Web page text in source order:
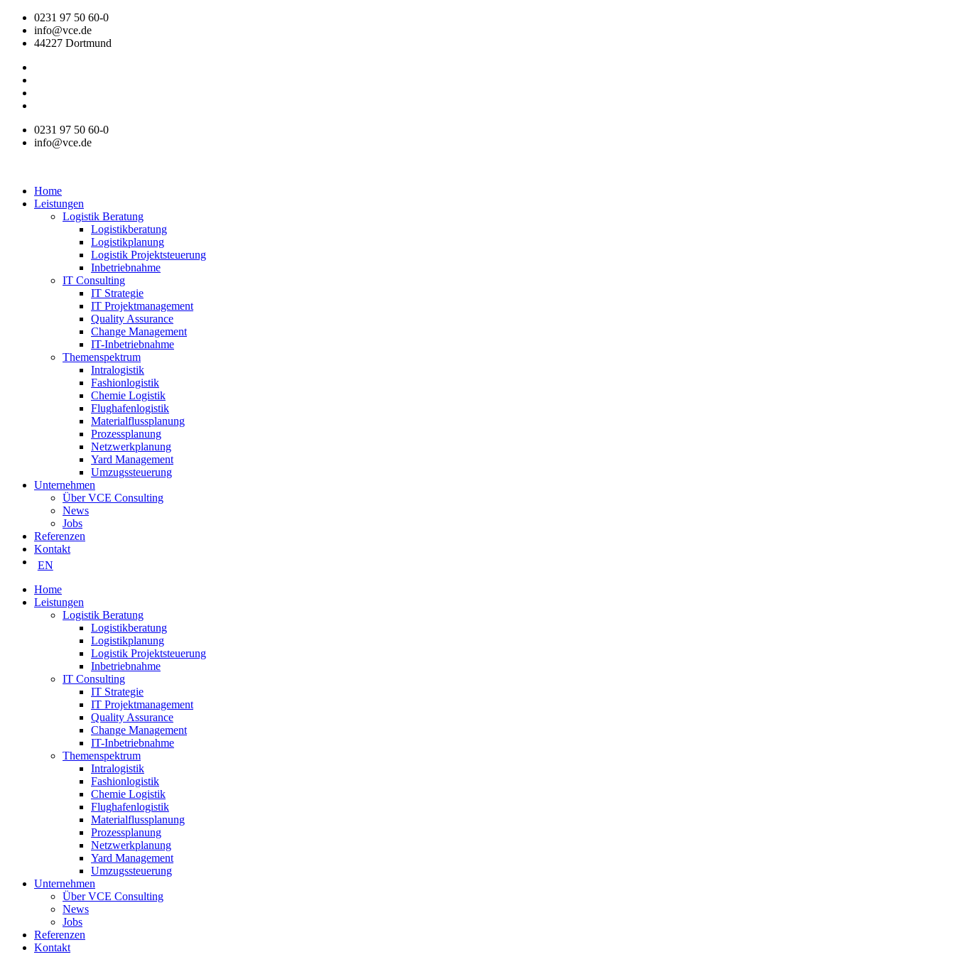
Zum
Inhalt
wechseln
0231 97 50 60-0
info@vce.de
44227 Dortmund
0231 97 50 60-0
info@vce.de
Home
Leistungen
Logistik Beratung
Logistikberatung
Logistikplanung
Logistik Projektsteuerung
Inbetriebnahme
IT Consulting
IT Strategie
IT Projektmanagement
Quality Assurance
Change Management
IT-Inbetriebnahme
Themenspektrum
Intralogistik
Fashionlogistik
Chemie Logistik
Flughafenlogistik
Materialflussplanung
Prozessplanung
Netzwerkplanung
Yard Management
Umzugssteuerung
Unternehmen
Über VCE Consulting
News
Jobs
Referenzen
Kontakt
EN
Home
Leistungen
Logistik Beratung
Logistikberatung
Logistikplanung
Logistik Projektsteuerung
Inbetriebnahme
IT Consulting
IT Strategie
IT Projektmanagement
Quality Assurance
Change Management
IT-Inbetriebnahme
Themenspektrum
Intralogistik
Fashionlogistik
Chemie Logistik
Flughafenlogistik
Materialflussplanung
Prozessplanung
Netzwerkplanung
Yard Management
Umzugssteuerung
Unternehmen
Über VCE Consulting
News
Jobs
Referenzen
Kontakt